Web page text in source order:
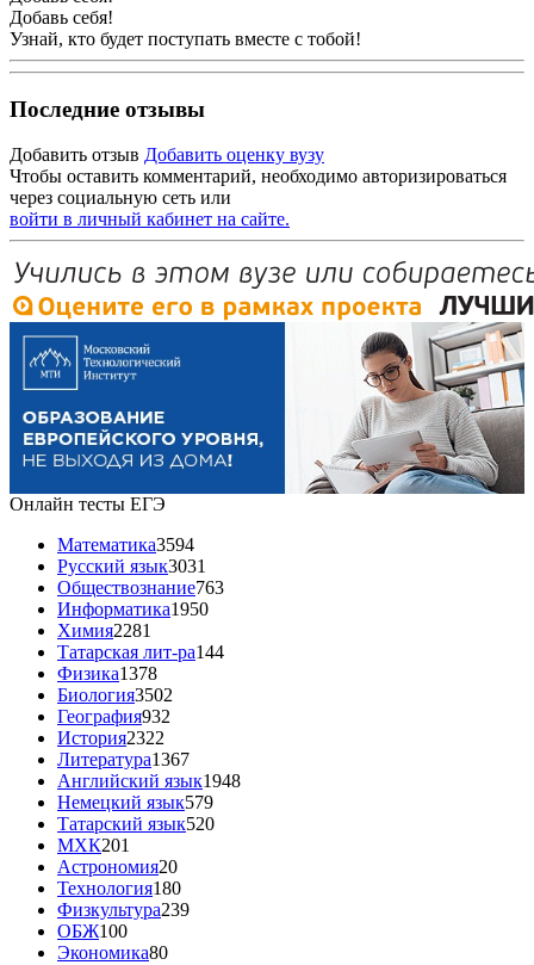
Добавь себя!
Узнай, кто будет поступать вместе с тобой!
Последние отзывы
Добавить отзыв Добавить оценку вузу
Чтобы оставить комментарий, необходимо авторизироваться
через социальную сеть или
войти в личный кабинет на сайте.
Онлайн тесты ЕГЭ
Математика3594
Русский язык3031
Обществознание763
Информатика1950
Химия2281
Татарская лит-ра144
Физика1378
Биология3502
География932
История2322
Литература1367
Английский язык1948
Немецкий язык579
Татарский язык520
МХК201
Астрономия20
Технология180
Физкультура239
ОБЖ100
Экономика80